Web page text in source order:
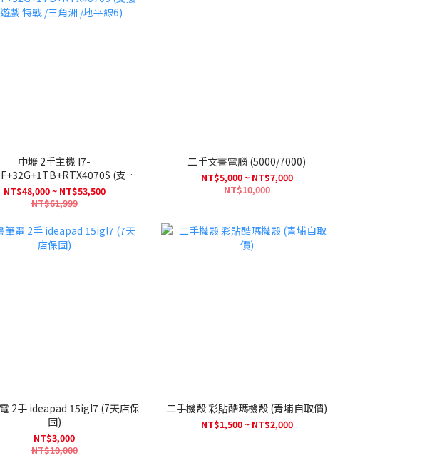
中壢 2手主機 I7-
(支援
遊戲 特戰 /三角洲 /地平線6)
NT$48,000 ~ NT$53,500
NT$61,999
二手文書電腦 (5000/7000)
NT$5,000 ~ NT$7,000
NT$10,000
店保
固)
NT$3,000
NT$10,000
二手機殼 彩貼酷瑪機殼 (青埔自取價)
NT$1,500 ~ NT$2,000